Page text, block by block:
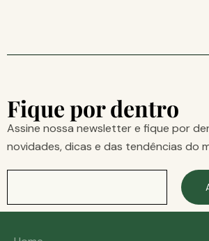
Fique por dentro
Assine nossa newsletter e fique por
novidades, dicas e das tendências do